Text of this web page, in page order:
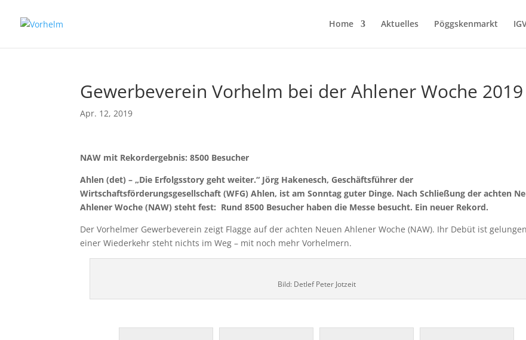
Home Aktuelles Pöggskenmarkt
Gewerbeverein Vorhelm bei der Ahlener Woche 2019
Apr. 12, 2019
NAW mit Rekordergebnis: 8500 Besucher
Ahlen (det) – „Die Erfolgsstory geht weiter.“ Jörg Hakenesch, Geschäftsführer der
Wirtschaftsförderungsgesellschaft (WFG) Ahlen, ist am Sonntag guter Dinge. Nach Schließung der achten
Ahlener Woche (NAW) steht fest: Rund 8500 Besucher haben die Messe besucht. Ein neuer Rekord.
Der Vorhelmer Gewerbeverein zeigt Flagge auf der achten Neuen Ahlener Woche (NAW). Ihr Debüt ist
einer Wiederkehr steht nichts im Weg – mit noch mehr Vorhelmern.
Bild: Detlef Peter Jotzeit